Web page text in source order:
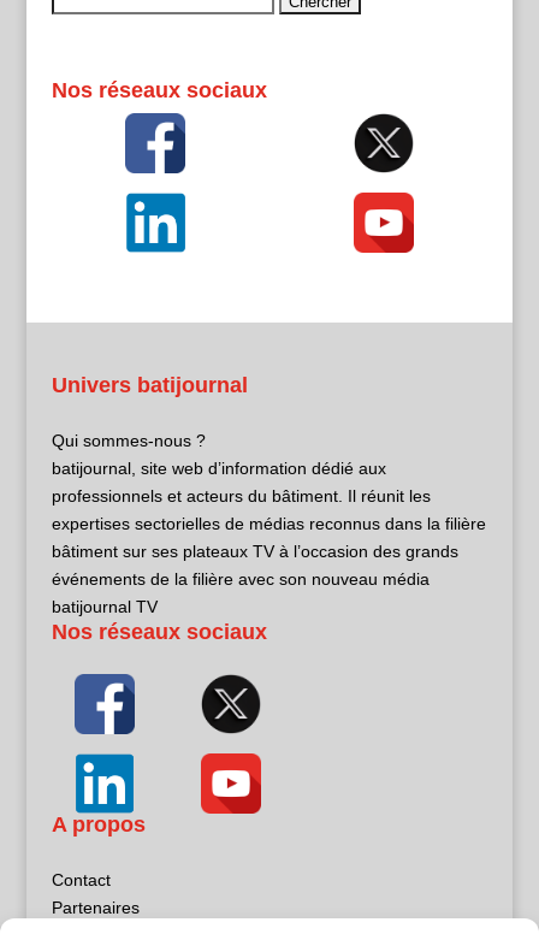
Nos réseaux sociaux
Univers batijournal
Qui sommes-nous ?
batijournal, site web d’information dédié aux
professionnels et acteurs du bâtiment. Il réunit les
expertises sectorielles de médias reconnus dans la filière
bâtiment sur ses plateaux TV à l’occasion des grands
événements de la filière avec son nouveau média
batijournal TV
Nos réseaux sociaux
A propos
Contact
Partenaires